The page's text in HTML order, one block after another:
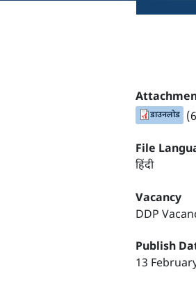
डाउनलोड
File
हिंदी
Vacancy
DDP
Publish
13